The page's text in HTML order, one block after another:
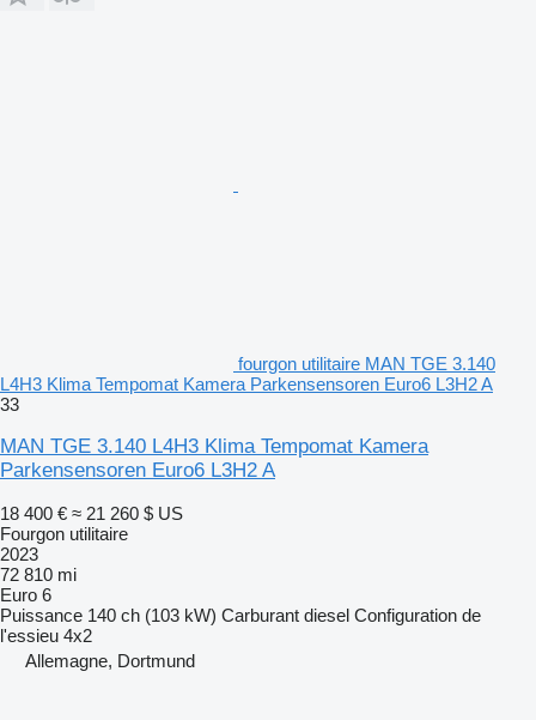
fourgon utilitaire MAN TGE 3.140
L4H3 Klima Tempomat Kamera Parkensensoren Euro6 L3H2 A
33
MAN TGE 3.140 L4H3 Klima Tempomat Kamera
Parkensensoren Euro6 L3H2 A
18 400 € ≈ 21 260 $ US
Fourgon utilitaire
2023
72 810 mi
Euro 6
Puissance 140 ch (103 kW) Carburant diesel Configuration de
l'essieu 4x2
Allemagne, Dortmund